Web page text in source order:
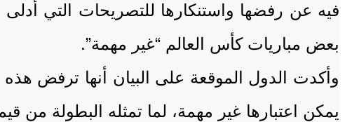
فيه عن رفضها واستنكارها للتصريحات التي أدلى
بعض مباريات كأس العالم “غير مهمة”.
وأكدت الدول الموقعة على البيان أنها ترفض
يمكن اعتبارها غير مهمة، لما تمثله البطولة من